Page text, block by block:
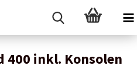
400 inkl. Konsolen